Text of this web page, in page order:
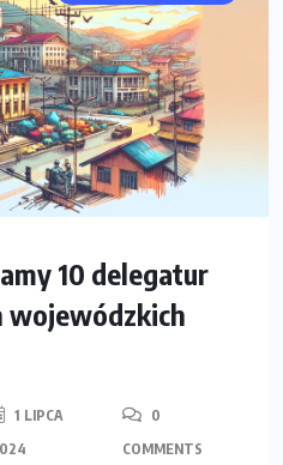
10 delegatur
wojewódzkich
1 LIPCA
0
COMMENTS